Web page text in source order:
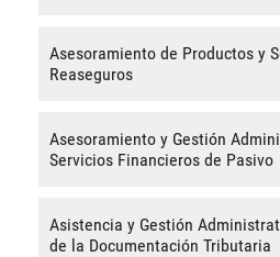
Asesoramiento de Productos y
Reaseguros
Asesoramiento y Gestión
Servicios Financieros de Pasivo
Asistencia y Gestión
de la Documentación Tributaria